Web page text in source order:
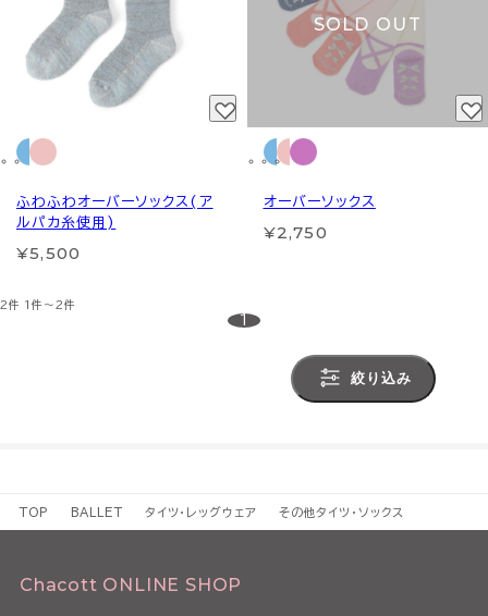
ふわふわオーバーソックス(ア
ルパカ糸使用)
¥5,500
SOLD OUT
オーバーソックス
¥2,750
2件 1件～2件
1
絞り込み
TOP BALLET タイツ・レッグウェア その他タイツ・ソックス
Chacott ONLINE SHOP